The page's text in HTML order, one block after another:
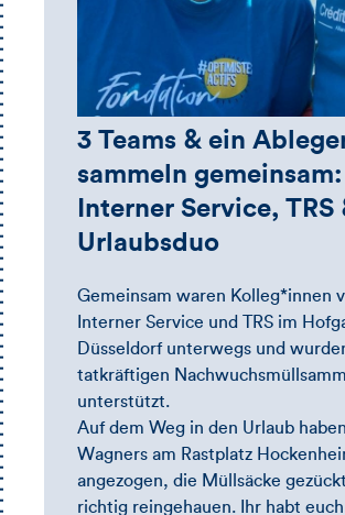
3 Teams & ein
sammeln
Interner Service, TRS
Urlaubsduo
Gemeinsam waren Kolleg*innen
Interner Service und TRS im
Düsseldorf unterwegs und
tatkräftigen
unterstützt.
Auf dem Weg in den Urlaub
Wagners am Rastplatz
angezogen, die Müllsäcke
richtig reingehauen. Ihr habt